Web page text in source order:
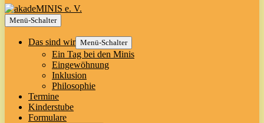
Menü-Schalter
Das sind wir Menü-Schalter
Ein Tag bei den Minis
Eingewöhnung
Inklusion
Philosophie
Termine
Kinderstube
Formulare